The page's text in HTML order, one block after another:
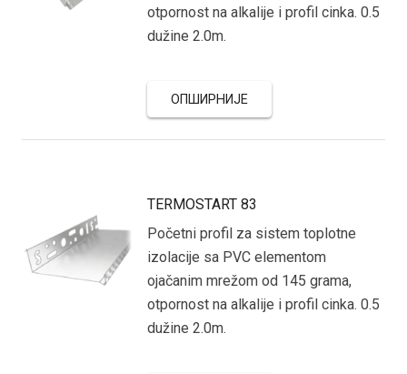
otpornost na alkalije i profil cinka. 0.5
dužine 2.0m.
ОПШИРНИЈЕ
TERMOSTART 83
Početni profil za sistem toplotne
izolacije sa PVC elementom
ojačanim mrežom od 145 grama,
otpornost na alkalije i profil cinka. 0.5
dužine 2.0m.